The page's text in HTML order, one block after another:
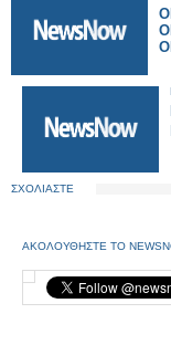
ΣΧΟΛΙΑΣΤΕ
ΑΚΟΛΟΥΘΗΣΤΕ ΤΟ